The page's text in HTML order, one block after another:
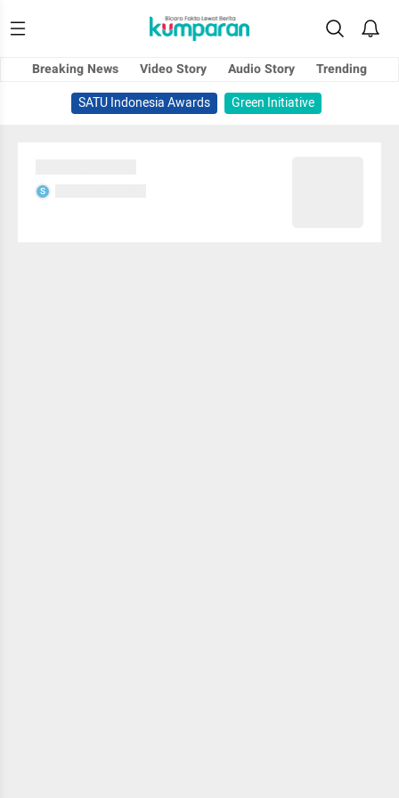
Breaking News Video Story Audio Story
Trending
SATU Indonesia Awards
Green Initiative
S